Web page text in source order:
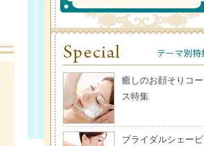
癒しのお顔そりコー
ス特集
ブライダルシェービ